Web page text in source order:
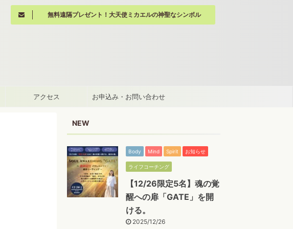
無料遠隔プレゼント！大天使ミカエルの神聖なシンボル
アクセス お申込み・お問い合わせ
NEW
Body Mind Spirit お知らせ
ライフコーチング
【12/26限定5名】魂の覚
醒への扉「GATE」を開
ける。
2025/12/26